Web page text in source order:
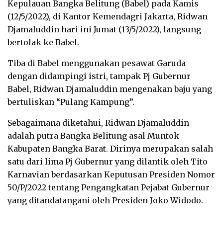
Kepulauan Bangka Belitung (Babel) pada Kamis
(12/5/2022), di Kantor Kemendagri Jakarta, Ridwan
Djamaluddin hari ini Jumat (13/5/2022), langsung
bertolak ke Babel.
Tiba di Babel menggunakan pesawat Garuda
dengan didampingi istri, tampak Pj Gubernur
Babel, Ridwan Djamaluddin mengenakan baju yang
bertuliskan “Pulang Kampung”.
Sebagaimana diketahui, Ridwan Djamaluddin
adalah putra Bangka Belitung asal Muntok
Kabupaten Bangka Barat. Dirinya merupakan salah
satu dari lima Pj Gubernur yang dilantik oleh Tito
Karnavian berdasarkan Keputusan Presiden Nomor
50/P/2022 tentang Pengangkatan Pejabat Gubernur
yang ditandatangani oleh Presiden Joko Widodo.